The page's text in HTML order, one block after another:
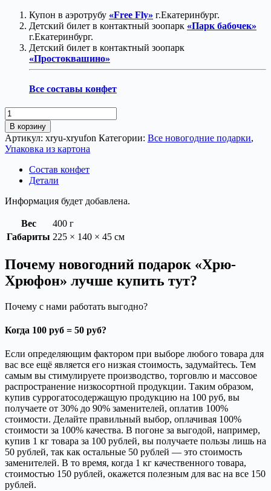
Купон в аэротрубу «Free Fly» г.Екатеринбург.
Детский билет в контактный зоопарк «Парк бабочек»
г.Екатеринбург.
Детский билет в контактный зоопарк
«Простоквашино»
Все составы конфет
Количество
товара
Хрю-
Хрюфон
В корзину
Артикул: xryu-xryufon Категории: Все новогодние подарки,
Упаковка из картона
Состав конфет
Детали
Информация будет добавлена.
Вес
400 г
Габариты 225 × 140 × 45 см
Почему новогодний подарок «Хрю-
Хрюфон» лучше купить тут?
Почему с нами работать выгодно?
Когда 100 руб = 50 руб?
Если определяющим фактором при выборе любого товара для
вас все ещё является его низкая стоимость, задумайтесь. Тем
самым вы стимулируете производство, торговлю и массовое
распространение низкосортной продукции. Таким образом,
купив суррогатосодержащую продукцию на 100 руб, вы
получаете от 30% до 90% заменителей, оплатив 100%
стоимости. Делайте правильный выбор, оплачивая 100%
стоимости за 100% качества. В погоне за выгодой, например,
купив 1 кг товара за 100 рублей, вы получаете пользы лишь на
50 рублей, так как остальные 50 рублей — это стоимость
заменителей. В то время, когда 1 кг качественного товара,
стоимостью 150 рублей, окажется полезным для вас на все 150
рублей.